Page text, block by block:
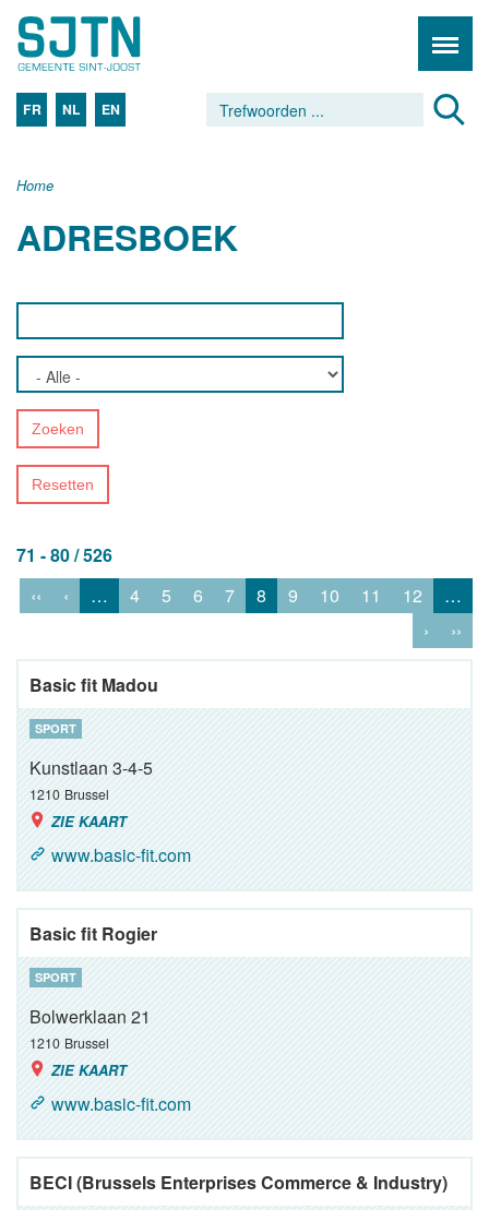
FR NL EN
Home
ADRESBOEK
Zoeken
Resetten
71 - 80 / 526
‹‹
‹ … 4 5 6 7 8 9 10 11 12
…
›
››
Basic fit Madou
SPORT
Kunstlaan 3-4-5
1210 Brussel
ZIE KAART
www.basic-fit.com
Basic fit Rogier
SPORT
Bolwerklaan 21
1210 Brussel
ZIE KAART
www.basic-fit.com
BECI (Brussels Enterprises Commerce & Industry)